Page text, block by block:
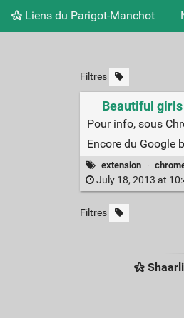
Liens du Parigot-Manchot
Filtres
Beautiful
Pour info, sous
Encore du Google
extension ·
July 18, 2013 at
Filtres
Shaarli